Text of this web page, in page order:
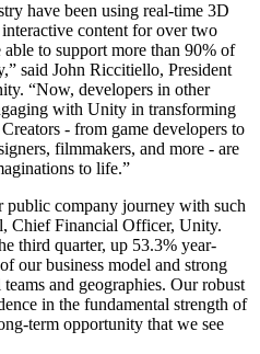
を獲得する
を制作して成長させる
進する
グブロック
ト
スセンター
have been using real-time 3D
content for over two
to support more than 90% of
said John Riccitiello, President
“Now, developers in other
with Unity in transforming
- from game developers to
filmmakers, and more - are
to life.”
public company journey with such
Chief Financial Officer, Unity.
third quarter, up 53.3% year-
our business model and strong
and geographies. Our robust
in the fundamental strength of
term opportunity that we see